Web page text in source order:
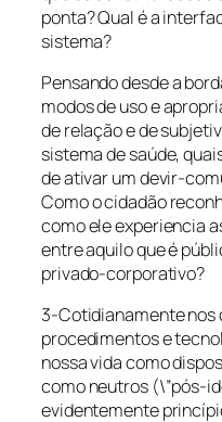
ponta? Qual é a
sistema?
Pensando desde a
modos de uso e
de relação e de
sistema de saúde,
de ativar um devir-
Como o cidadão
como ele experiencia
entre aquilo que é
privado-corporativo?
3-Cotidianamente
procedimentos e
nossa vida como
como neutros (\”pós-
evidentemente